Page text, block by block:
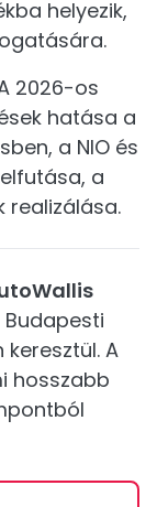
helyezik,
2026-os
hatása a
a NIO és
a
realizálása.
A
hosszabb